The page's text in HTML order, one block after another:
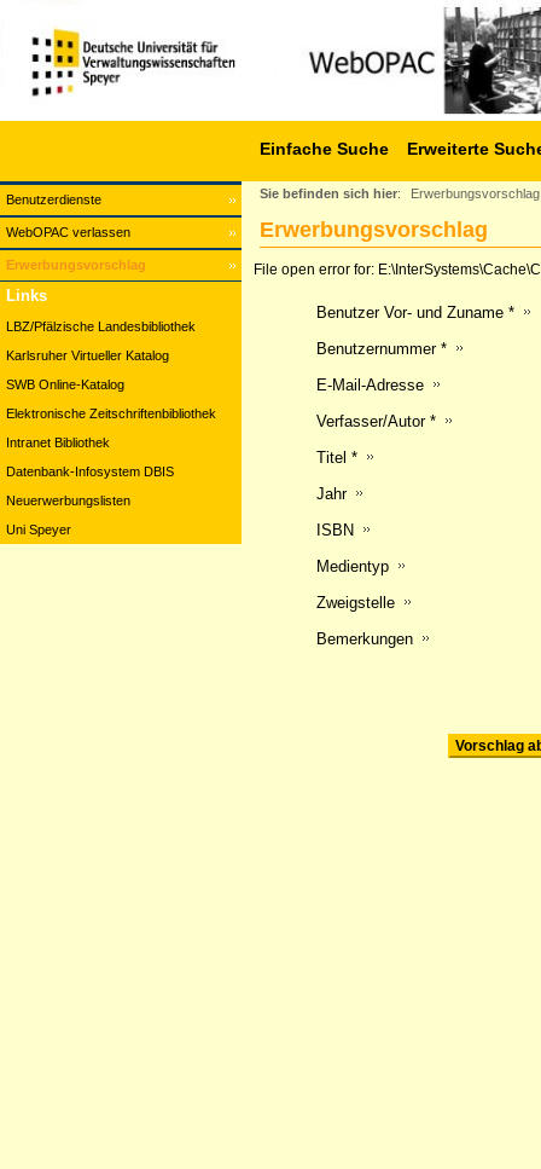
Benutzerdienste
WebOPAC verlassen
Erwerbungsvorschlag
Einfache Suche Erweiterte
Links
LBZ/Pfälzische Landesbibliothek
Karlsruher Virtueller Katalog
SWB Online-Katalog
Elektronische Zeitschriftenbibliothek
Intranet Bibliothek
Datenbank-Infosystem DBIS
Neuerwerbungslisten
Uni Speyer
Sie befinden sich hier: Erwerbungsvorschlag
Erwerbungsvorschlag
File open error for:
Benutzer Vor- und Zuname *
Benutzernummer *
E-Mail-Adresse
Verfasser/Autor *
Titel *
Jahr
ISBN
Medientyp
Zweigstelle
Bemerkungen